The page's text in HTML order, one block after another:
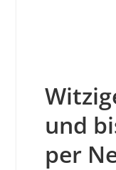
und
per